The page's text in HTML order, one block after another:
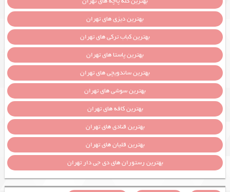
بهترین دیزی های تهران
بهترین کباب ترکی های تهران
بهترین پاستا های تهران
بهترین ساندویچی های تهران
بهترین سوشی های تهران
بهترین کافه های تهران
بهترین قنادی های تهران
بهترین قلیان های تهران
بهترین رستوران های دی جی دار تهران